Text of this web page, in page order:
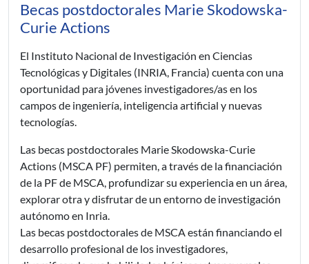
Becas postdoctorales Marie Skodowska-
Curie Actions
El Instituto Nacional de Investigación en Ciencias
Tecnológicas y Digitales (INRIA, Francia) cuenta con una
oportunidad para jóvenes investigadores/as en los
campos de ingeniería, inteligencia artificial y nuevas
tecnologías.
Las becas postdoctorales Marie Skodowska-Curie
Actions (MSCA PF) permiten, a través de la financiación
de la PF de MSCA, profundizar su experiencia en un área,
explorar otra y disfrutar de un entorno de investigación
autónomo en Inria.
Las becas postdoctorales de MSCA están financiando el
desarrollo profesional de los investigadores,